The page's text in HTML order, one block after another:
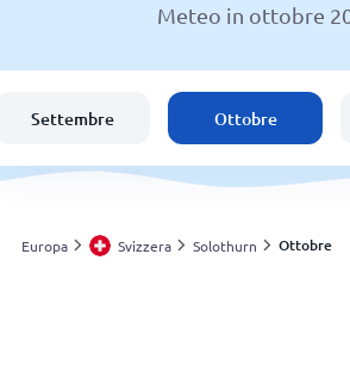
Meteo a Solothurn
Italia
Le mie località
Meteo in ottobre
Settembre Ottobre
Europa Svizzera Solothurn Ottobre